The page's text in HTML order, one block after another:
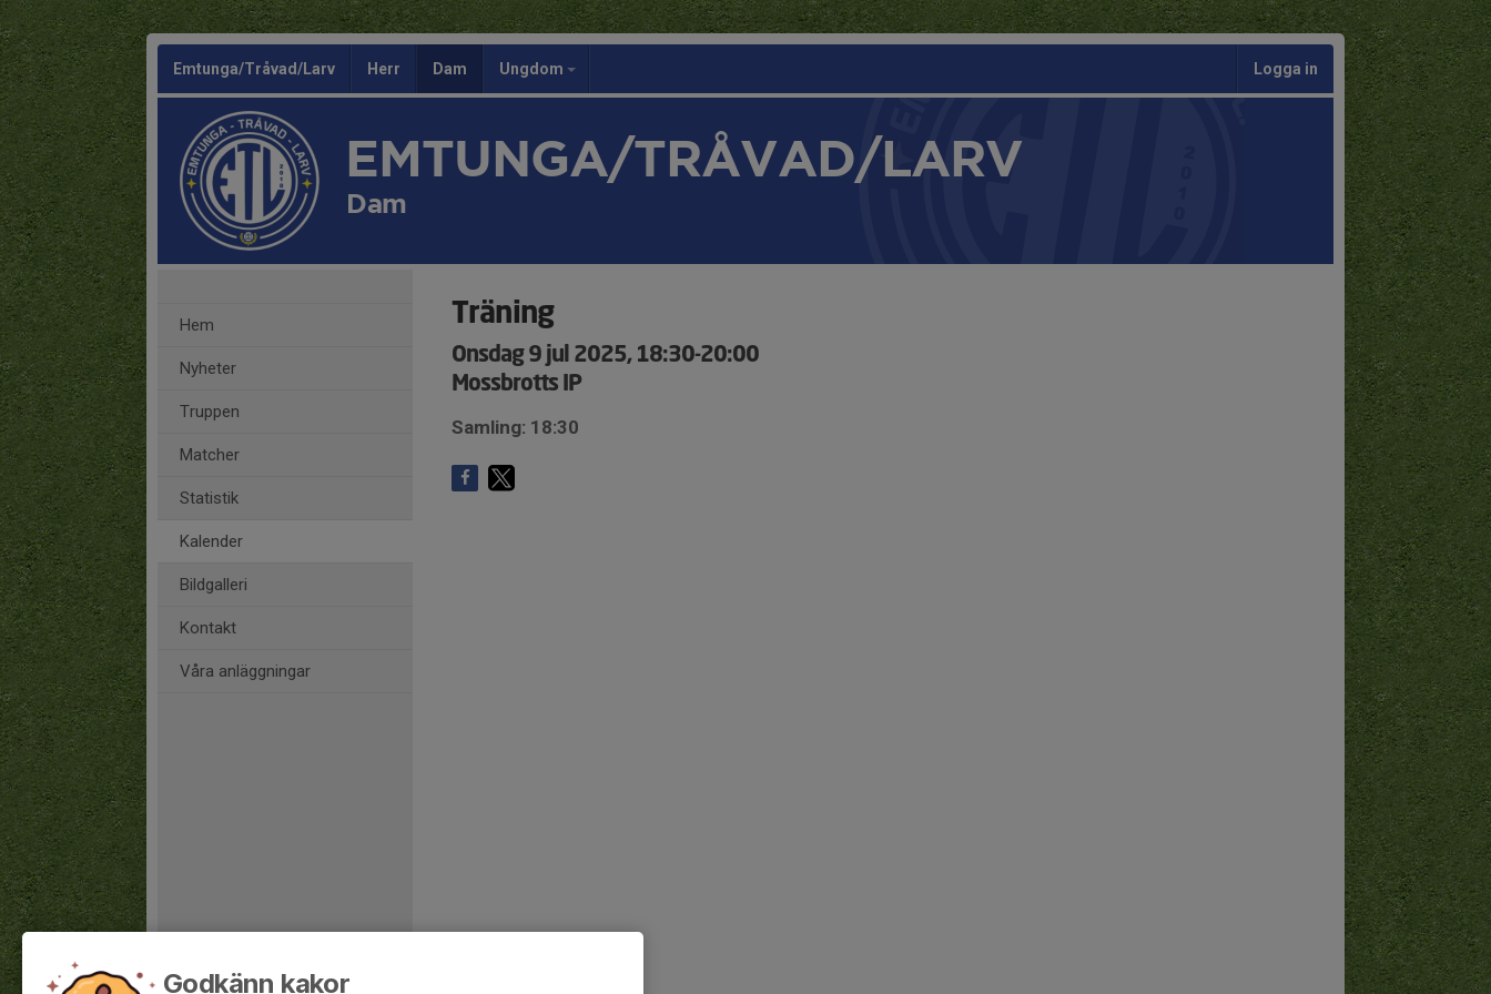
Emtunga/Tråvad/Larv Herr Dam Ungdom Logga in
EMTUNGA/TRÅVAD/LARV
Dam
Hem
Nyheter
Truppen
Matcher
Statistik
Kalender
Bildgalleri
Kontakt
Våra anläggningar
Träning
Onsdag 9 jul 2025, 18:30-20:00
Mossbrotts IP
Samling: 18:30
Godkänn kakor